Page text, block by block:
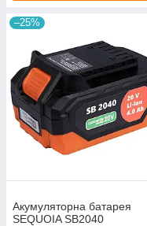
–25%
Акумуляторна батарея
SEQUOIA SB2040